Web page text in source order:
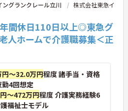
グランクレール立川
株式会社東急イ
年間休日110日以上◎東急グ
人ホームで介護職募集＜正
円～32.0万円程度 諸手当・資格
4回想定
～472万円程度 介護実務経験6
福祉士モデル